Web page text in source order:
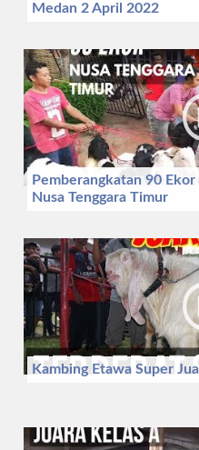
Medan 2 April 2022
Pemberangkatan 90
Nusa Tenggara Timur
Kambing Etawa Super